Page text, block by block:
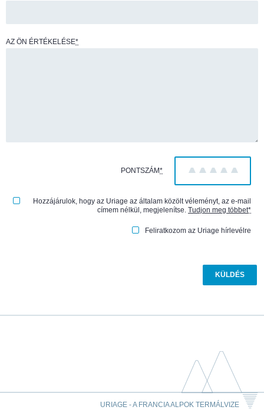
AZ ÖN ÉRTÉKELÉSE*
PONTSZÁM* 5
4
3
2
1
Hozzájárulok, hogy az Uriage az általam közölt véleményt, az e-mail
címem nélkül, megjelenítse.Tudjon meg többet*
Feliratkozom az Uriage hírlevélre
URIAGE - A FRANCIA ALPOK TERMÁLVIZE